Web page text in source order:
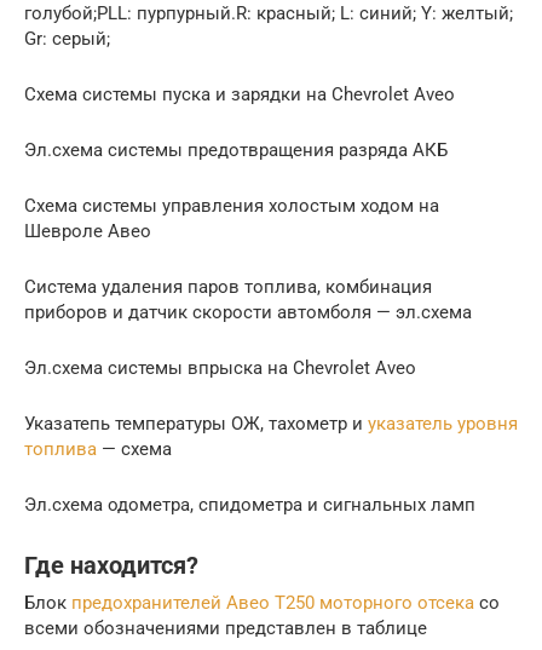
голубой;PLL: пурпурный.R: красный; L: синий; Y: желтый;
Gr: серый;
Схема системы пуска и зарядки на Chevrolet Aveo
Эл.схема системы предотвращения разряда АКБ
Схема системы управления холостым ходом на
Шевроле Авео
Система удаления паров топлива, комбинация
приборов и датчик скорости автомболя — эл.схема
Эл.схема системы впрыска на Chevrolet Aveo
Указатепь температуры ОЖ, тахометр и указатель уровня
топлива — схема
Эл.схема одометра, спидометра и сигнальных ламп
Где находится?
Блок предохранителей Авео Т250 моторного отсека со
всеми обозначениями представлен в таблице